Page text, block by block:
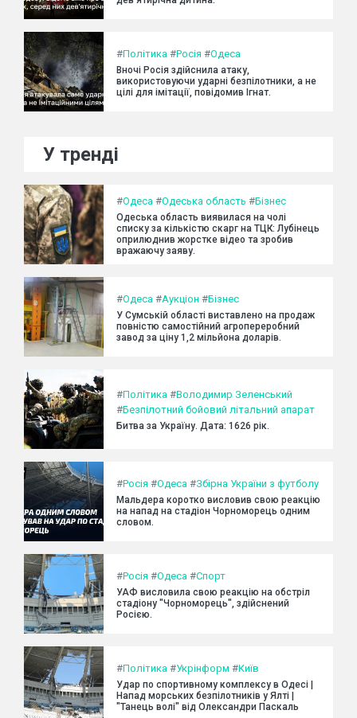
#Політика #Росія #Одеса
Вночі Росія здійснила атаку,
використовуючи ударні безпілотники, а не
цілі для імітації, повідомив Ігнат.
У тренді
#Одеса #Одеська область #Бізнес
Одеська область виявилася на чолі
списку за кількістю скарг на ТЦК: Лубінець
оприлюднив жорстке відео та зробив
вражаючу заяву.
#Одеса #Аукціон #Бізнес
У Сумській області виставлено на продаж
повністю самостійний агропереробний
завод за ціну 1,2 мільйона доларів.
#Політика #Володимир Зеленський
#Безпілотний бойовий літальний апарат
Битва за Україну. Дата: 1626 рік.
#Росія #Одеса #Збірна України з футболу
Мальдера коротко висловив свою реакцію
на напад на стадіон Чорноморець одним
словом.
#Росія #Одеса #Спорт
УАФ висловила свою реакцію на обстріл
стадіону "Чорноморець", здійснений
Росією.
#Політика #Укрінформ #Київ
Удар по спортивному комплексу в Одесі |
Напад морських безпілотників у Ялті |
"Танець волі" від Олександри Паскаль